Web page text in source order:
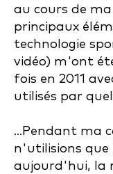
au cours de
principaux
technologie
vidéo) m'ont
fois en 2011
utilisés par
...Pendant ma
n'utilisions que
aujourd'hui, la